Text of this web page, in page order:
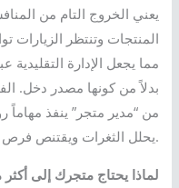
يعني الخروج التام من
المنتجات وتنتظر الزيارات
بدلاً من كونها مصدر دخل.
من “مدير متجر” ينفذ مهاماً
يحلل الثغرات ويقتنص فرص التوسع.
لماذا يحتاج متجرك إلى